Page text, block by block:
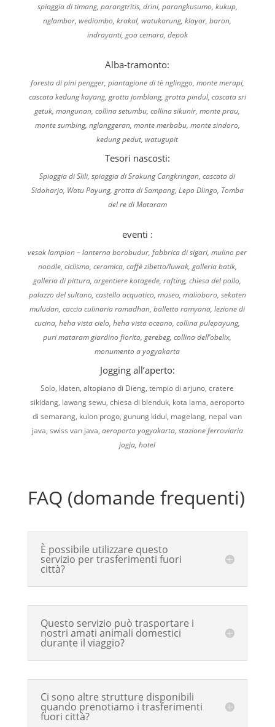
spiaggia di timang, parangtritis, drini, parangkusumo, kukup,
nglambor, wediombo, krakal, watukarung, klayar, baron,
indrayanti, goa cemara, depok
Alba-tramonto:
foresta di pini pengger, piantagione di tè nglinggo, monte merapi,
cascata kedung kayang, grotta jomblang, grotta pindul, cascata sri
getuk, mangunan, collina setumbu, collina sikunir, monte prau,
monte sumbing, nglanggeran, monte merbabu, monte sindoro,
kedung pedut, watugupit
Tesori nascosti:
Spiaggia di Slili, spiaggia di Srakung Cangkringan, cascata di
Sidoharjo, Watu Payung, grotta di Sampang, Lepo Dlingo, Tomba
del re di Mataram
eventi :
vesak lampion – lanterna borobudur, fabbrica di sigari, mulino per
noodle, ciclismo, ceramica, caffè zibetto/luwak, galleria batik,
galleria di pittura, argentiere kotagede, rafting, chiesa del pollo,
palazzo del sultano, castello acquatico, museo, malioboro, sekaten
muludan, caccia culinaria ramadhan, balletto ramyana, lezione di
cucina, heha vista cielo, heha vista oceano, collina pulepayung,
puri mataram giardino fiorito, gerebeg, collina dell’obelix,
monumento a yogyakarta
Jogging all’aperto:
Solo, klaten, altopiano di Dieng, tempio di arjuno, cratere
sikidang, lawang sewu, chiesa di blenduk, kota lama, aeroporto
di semarang, kulon progo, gunung kidul, magelang, nepal van
java, swiss van java, aeroporto yogyakarta, stazione ferroviaria
jogja, hotel
FAQ (domande frequenti)
È possibile utilizzare questo
servizio per trasferimenti fuori
città?
Questo servizio può trasportare i
nostri amati animali domestici
durante il viaggio?
Ci sono altre strutture disponibili
quando prenotiamo i trasferimenti
fuori città?